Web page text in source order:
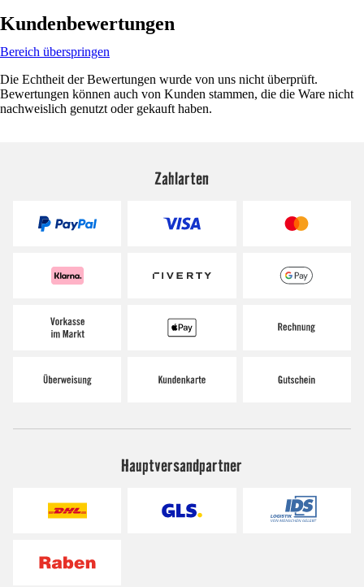
Kundenbewertungen
Bereich überspringen
Die Echtheit der Bewertungen wurde von uns nicht überprüft.
Bewertungen können auch von Kunden stammen, die die Ware nicht
nachweislich genutzt oder gekauft haben.
Zahlarten
Hauptversandpartner